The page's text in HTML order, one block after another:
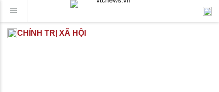
CHÍNH TRỊ XÃ HỘI